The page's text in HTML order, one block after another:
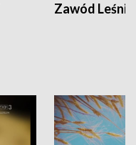
Zawód Leśnik